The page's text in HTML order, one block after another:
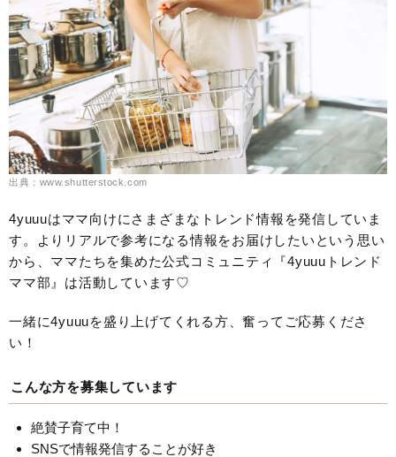
出典：www.shutterstock.com
4yuuuはママ向けにさまざまなトレンド情報を発信していま
す。よりリアルで参考になる情報をお届けしたいという思い
から、ママたちを集めた公式コミュニティ『4yuuuトレンド
ママ部』は活動しています♡
一緒に4yuuuを盛り上げてくれる方、奮ってご応募くださ
い！
こんな方を募集しています
絶賛子育て中！
SNSで情報発信することが好き